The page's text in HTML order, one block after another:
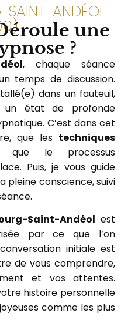
SAINT-ANDÉOL
une
?
, chaque séance
temps de discussion.
dans un fauteuil,
un état de profonde
C’est dans cet
que les techniques
le processus
Puis, je vous guide
pleine conscience, suivi
Saint-Andéol est
par ce que l’on
initiale est
de vous comprendre,
et vos attentes.
histoire personnelle
comme les plus